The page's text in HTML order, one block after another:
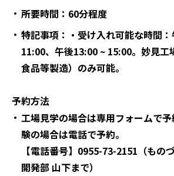
所要時間：60分程度
特記事項：・受け入れ可能な時間
11:00、午後13:00 ~ 15:00。妙見工
食品等製造）のみ可能。
予約方法
工場見学の場合は専用フォームで
験の場合は電話で予約。
【電話番号】0955-73-2151（もの
開発部 山下まで）